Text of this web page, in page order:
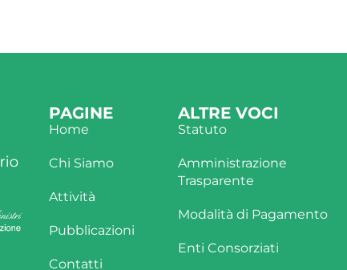
PAGINE
Home
Chi Siamo
Attività
Pubblicazioni
Contatti
ALTRE VOCI
Statuto
Amministrazione
Trasparente
Modalità di Pagamento
Enti Consorziati